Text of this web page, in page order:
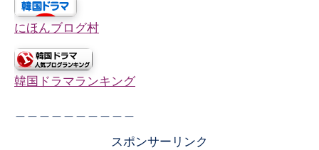
にほんブログ村
韓国ドラマランキング
スポンサーリンク